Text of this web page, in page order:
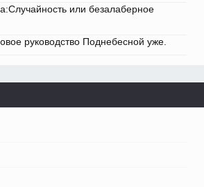
или безалаберное
руководство Поднебесной уже.